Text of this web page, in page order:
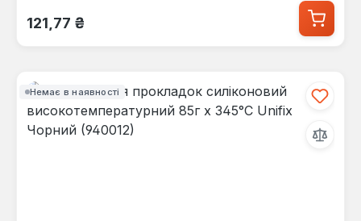
Звичайна ціна:
121,77 ₴
Немає в наявності